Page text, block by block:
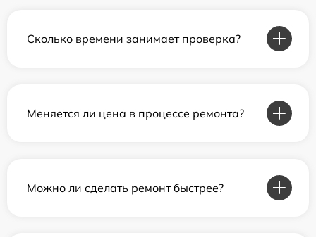
Сколько времени занимает проверка?
Меняется ли цена в процессе ремонта?
Можно ли сделать ремонт быстрее?